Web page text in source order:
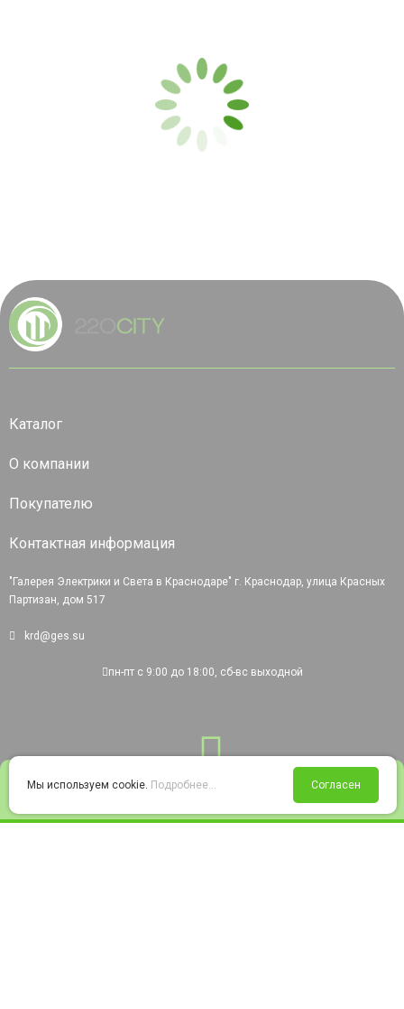
Войти Избранное Корзина
Каталог
О компании
Покупателю
Контактная информация
"Галерея Электрики и Света в Краснодаре" г. Краснодар, улица Красных
Партизан, дом 517
krd@ges.su
пн-пт с 9:00 до 18:00, сб-вс выходной
Мы используем cookie. Подробнее... Согласен